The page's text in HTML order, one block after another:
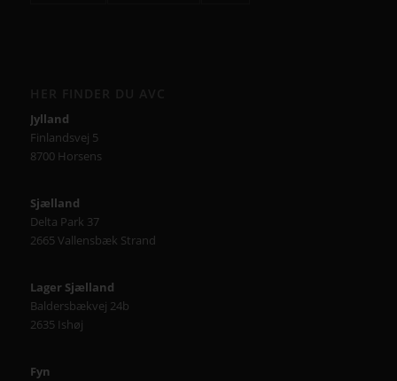
Jylland
Finlandsvej 5
8700 Horsens
Sjælland
Delta Park 37
2665 Vallensbæk Strand
Lager Sjælland
Baldersbækvej 24b
2635 Ishøj
Fyn